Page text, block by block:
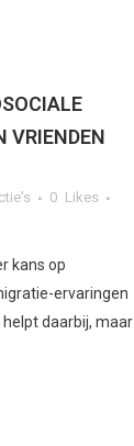
VRIENDEN
0 Likes
kans op
ervaringen
daarbij, maar